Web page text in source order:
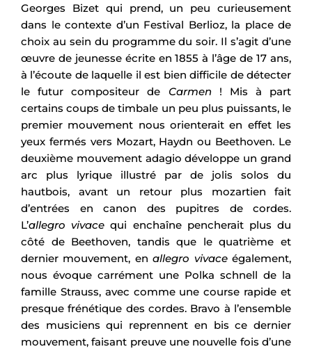
Georges Bizet qui prend, un peu curieusement
dans le contexte d’un Festival Berlioz, la place de
choix au sein du programme du soir. Il s’agit d’une
œuvre de jeunesse écrite en 1855 à l’âge de 17 ans,
à l’écoute de laquelle il est bien difficile de détecter
le futur compositeur de Carmen ! Mis à part
certains coups de timbale un peu plus puissants, le
premier mouvement nous orienterait en effet les
yeux fermés vers Mozart, Haydn ou Beethoven. Le
deuxième mouvement adagio développe un grand
arc plus lyrique illustré par de jolis solos du
hautbois, avant un retour plus mozartien fait
d’entrées en canon des pupitres de cordes.
L’allegro vivace qui enchaîne pencherait plus du
côté de Beethoven, tandis que le quatrième et
dernier mouvement, enallegro vivaceégalement,
nous évoque carrément une Polka schnell de la
famille Strauss, avec comme une course rapide et
presque frénétique des cordes. Bravo à l’ensemble
des musiciens qui reprennent en bis ce dernier
mouvement, faisant preuve une nouvelle fois d’une